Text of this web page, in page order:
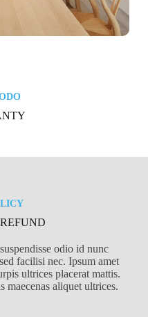
odio id nunc
facilisi nec. Ipsum amet
ultrices placerat mattis.
maecenas aliquet ultrices.